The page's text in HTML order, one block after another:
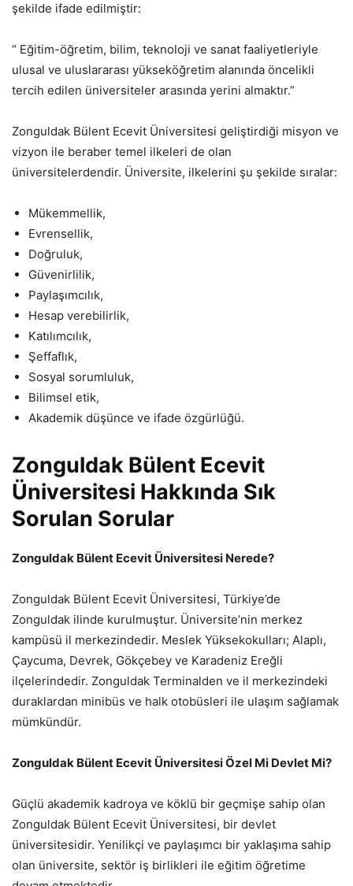
şekilde ifade edilmiştir:
“ Eğitim-öğretim, bilim, teknoloji ve sanat faaliyetleriyle
ulusal ve uluslararası yükseköğretim alanında öncelikli
tercih edilen üniversiteler arasında yerini almaktır.”
Zonguldak Bülent Ecevit Üniversitesi geliştirdiği misyon ve
vizyon ile beraber temel ilkeleri de olan
üniversitelerdendir. Üniversite, ilkelerini şu şekilde sıralar:
Mükemmellik,
Evrensellik,
Doğruluk,
Güvenirlilik,
Paylaşımcılık,
Hesap verebilirlik,
Katılımcılık,
Şeffaflık,
Sosyal sorumluluk,
Bilimsel etik,
Akademik düşünce ve ifade özgürlüğü.
Zonguldak Bülent Ecevit
Üniversitesi Hakkında Sık
Sorulan Sorular
Zonguldak Bülent Ecevit Üniversitesi Nerede?
Zonguldak Bülent Ecevit Üniversitesi, Türkiye’de
Zonguldak ilinde kurulmuştur. Üniversite’nin merkez
kampüsü il merkezindedir. Meslek Yüksekokulları; Alaplı,
Çaycuma, Devrek, Gökçebey ve Karadeniz Ereğli
ilçelerindedir. Zonguldak Terminalden ve il merkezindeki
duraklardan minibüs ve halk otobüsleri ile ulaşım sağlamak
mümkündür.
Zonguldak Bülent Ecevit Üniversitesi Özel Mi Devlet Mi?
Güçlü akademik kadroya ve köklü bir geçmişe sahip olan
Zonguldak Bülent Ecevit Üniversitesi, bir devlet
üniversitesidir. Yenilikçi ve paylaşımcı bir yaklaşıma sahip
olan üniversite, sektör iş birlikleri ile eğitim öğretime